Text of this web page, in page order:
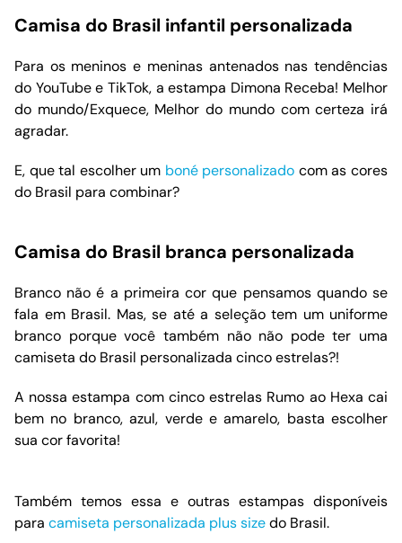
Camisa do Brasil infantil personalizada
Para os meninos e meninas antenados nas tendências
do YouTube e TikTok, a estampa Dimona Receba! Melhor
do mundo/Exquece, Melhor do mundo com certeza irá
agradar.
E, que tal escolher um boné personalizado com as cores
do Brasil para combinar?
Camisa do Brasil branca personalizada
Branco não é a primeira cor que pensamos quando se
fala em Brasil. Mas, se até a seleção tem um uniforme
branco porque você também não não pode ter uma
camiseta do Brasil personalizada cinco estrelas?!
A nossa estampa com cinco estrelas Rumo ao Hexa cai
bem no branco, azul, verde e amarelo, basta escolher
sua cor favorita!
Também temos essa e outras estampas disponíveis
para camiseta personalizada plus sizedo Brasil.